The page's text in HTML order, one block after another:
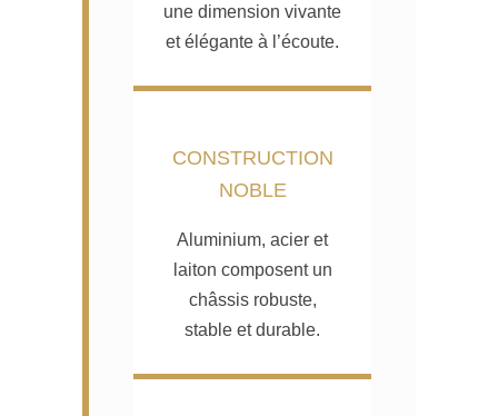
une dimension vivante
et élégante à l’écoute.
CONSTRUCTION
NOBLE
Aluminium, acier et
laiton composent un
châssis robuste,
stable et durable.